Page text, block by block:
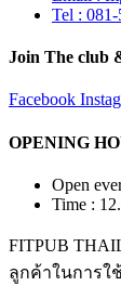
Tel :
Join The club
Facebook
OPENING
Open
Time :
FITPUB
ลูกค้าในการใ